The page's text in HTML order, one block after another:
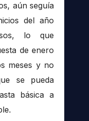
aún seguía
del año
lo que
de enero
meses y no
se pueda
básica a